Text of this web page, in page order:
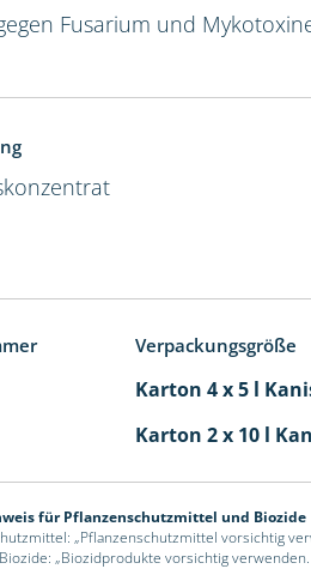
Fusarium und
Verpackungsgröße
Karton 4 x 5 l
Karton 2 x 10 l
für Pflanzenschutzmittel und Biozide
„Pflanzenschutzmittel vorsichtig
„Biozidprodukte vorsichtig